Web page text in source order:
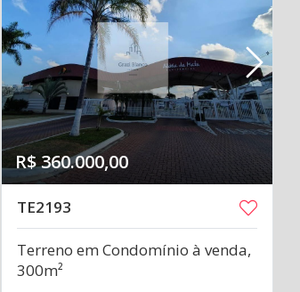
R$ 360.000,00
TE2193
Terreno em Condomínio à venda,
300m²